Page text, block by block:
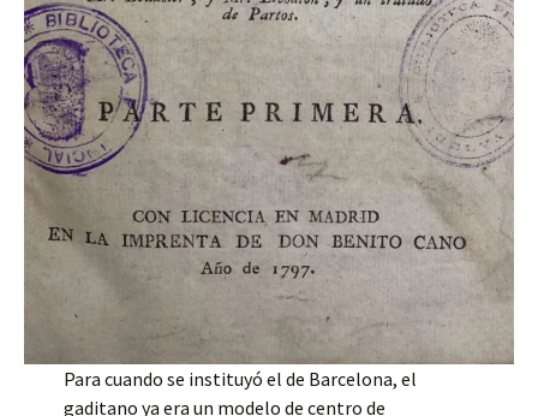
Para cuando se instituyó el de Barcelona, el
gaditano ya era un modelo de centro de